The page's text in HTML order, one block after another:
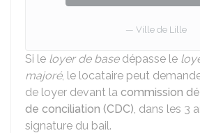
Ville de Lille
Si le loyer de basedépasse le
majoré, le locataire peut
de loyer devant la commission
de conciliation (CDC), dans les 3
signature du bail.